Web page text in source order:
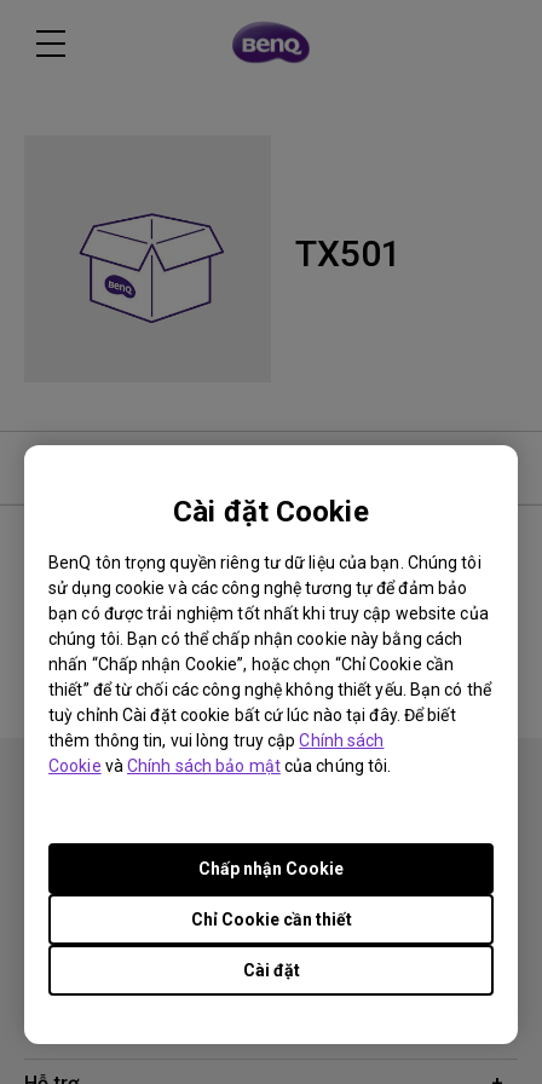
Cài đặt Cookie
BenQ tôn trọng quyền riêng tư dữ liệu của bạn. Chúng tôi
sử dụng cookie và các công nghệ tương tự để đảm bảo
bạn có được trải nghiệm tốt nhất khi truy cập website của
chúng tôi. Bạn có thể chấp nhận cookie này bằng cách
nhấn “Chấp nhận Cookie”, hoặc chọn “Chỉ Cookie cần
thiết” để từ chối các công nghệ không thiết yếu. Bạn có thể
tuỳ chỉnh Cài đặt cookie bất cứ lúc nào tại đây. Để biết
thêm thông tin, vui lòng truy cậpChính sách
Cookie vàChính sách bảo mậtcủa chúng tôi.
Cài đặt
Chỉ Cookie cần thiết
Chấp nhận Cookie
TX501
Không có phần mềm &amp; phần
mềm điều khiển liên quan
Giải pháp công nghệ
Chuyên gia BenQ AQCOLOR